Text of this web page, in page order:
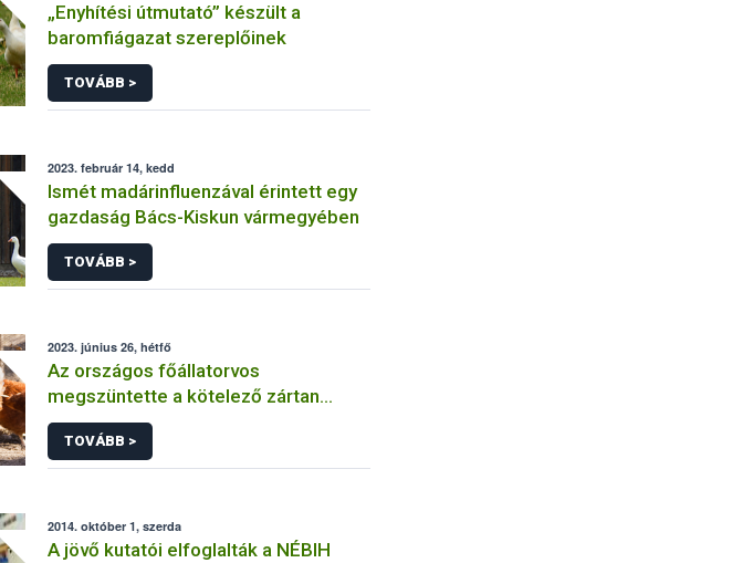
„Enyhítési útmutató” készült a
baromfiágazat szereplőinek
TOVÁBB >
2023. február 14, kedd
Ismét madárinfluenzával érintett egy
gazdaság Bács-Kiskun vármegyében
TOVÁBB >
2023. június 26, hétfő
Az országos főállatorvos
megszüntette a kötelező zártan
tartást
TOVÁBB >
2014. október 1, szerda
A jövő kutatói elfoglalták a NÉBIH